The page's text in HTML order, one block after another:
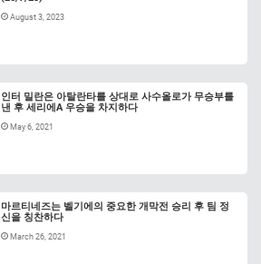
August 3, 2023
인터 밀란은 아탈란타를 상대로 사수올로가 무승부를
낸 후 세리에A 우승을 차지하다
May 6, 2021
마르티네즈는 벨기에의 중요한 개막전 승리 후 팀 정
신을 칭찬하다
March 26, 2021